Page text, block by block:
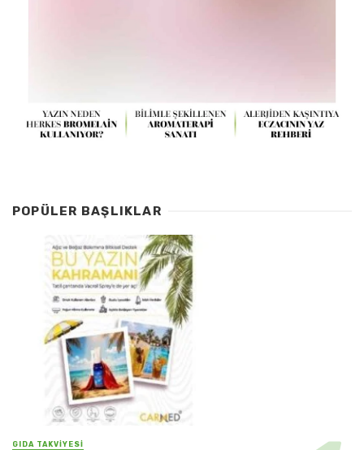
POPÜLER BAŞLIKLAR
GIDA TAKVİYESİ